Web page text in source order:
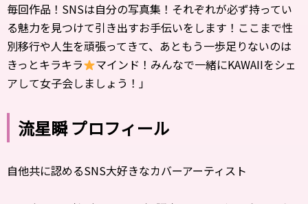
毎回作品！SNSは自分の写真集！それぞれが必ず持ってい
る魅力を見つけて引き出すお手伝いをします！ここまで性
別移行や人生を頑張ってきて、あともう一歩足りないのは
きっとキラキラ
マインド！みんなで一緒にKAWAIIをシェ
アして女子会しましょう！」
流星瞬 プロフィール
自他共に認めるSNS大好きなカバーアーティスト